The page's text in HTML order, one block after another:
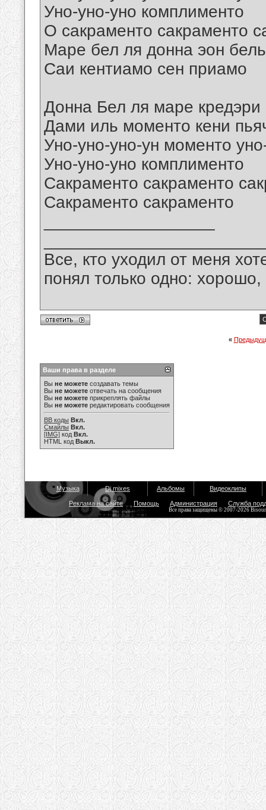
Уно-уно-уно комплименто
О сакраменто сакраменто
Маре бел ля донна эон
Саи кентиамо сен приамо
Донна Бел ля маре кредэри
Дами иль моменто кени
Уно-уно-уно-ун моменто
Уно-уно-уно комплименто
Сакраменто сакраменто
Сакраменто сакраменто
Все, кто уходил от меня
понял только одно:
«
Ваши права в разделе
Вы не можете создавать темы
Вы не можете отвечать на сообщения
Вы не можете прикреплять файлы
Вы не можете редактировать сообщения
BB коды Вкл.
Смайлы Вкл.
[IMG] код Вкл.
HTML код Выкл.
Музыка Dj mixes Альбомы Видеоклипы
Реклама на сайте Помощь Администрация Служба
Все права защищены © 2007-2026